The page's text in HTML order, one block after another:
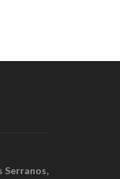
Serranos,